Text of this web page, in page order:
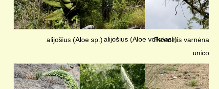
alijošius (Aloe sp.)alijošius (Aloe volkensii)Peleninis varnėnas